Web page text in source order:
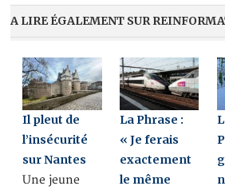
A LIRE ÉGALEMENT SUR
Il pleut de
l’insécurité
sur Nantes
Une jeune
La Phrase :
« Je ferais
exactement
le même